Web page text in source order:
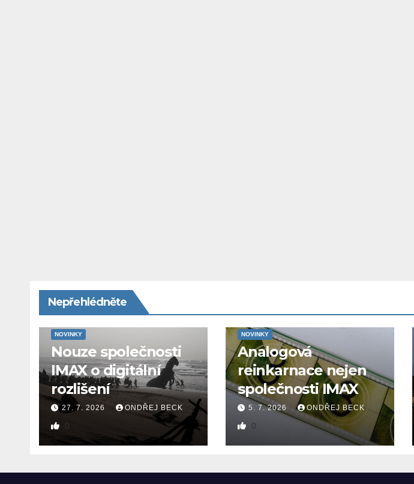
Nepřehlédněte
NOVINKY
Nouze společnosti
IMAX o digitální
rozlišení
27. 7. 2026 ONDŘEJ BECK
0
NOVINKY
Analogová
reinkarnace nejen
společnosti IMAX
5. 7. 2026 ONDŘEJ BECK
0